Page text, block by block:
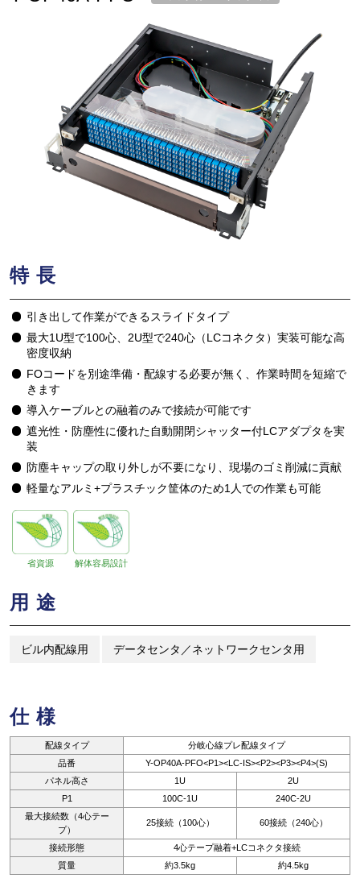
特長
引き出して作業ができるスライドタイプ
最大1U型で100心、2U型で240心（LCコネクタ）実装可能な高
密度収納
FOコードを別途準備・配線する必要が無く、作業時間を短縮で
きます
導入ケーブルとの融着のみで接続が可能です
遮光性・防塵性に優れた自動開閉シャッター付LCアダプタを実
装
防塵キャップの取り外しが不要になり、現場のゴミ削減に貢献
軽量なアルミ+プラスチック筐体のため1人での作業も可能
省資源 解体容易設計
用途
ビル内配線用 データセンタ／ネットワークセンタ用
仕様
配線タイプ
分岐心線プレ配線タイプ
品番
Y-OP40A-PFO<P1><LC-IS><P2><P3><P4>(S)
パネル高さ
1U
2U
P1
100C-1U
240C-2U
最大接続数（4心テー
プ）
25接続（100心） 60接続（240心）
接続形態
4心テープ融着+LCコネクタ接続
質量
約3.5kg 約4.5kg